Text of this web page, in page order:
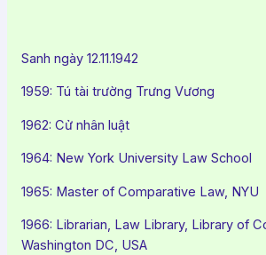
Sanh ngày 12.11.1942
1959: Tú tài trường Trưng Vương
1962: Cử nhân luật
1964: New York University Law School
1965: Master of Comparative Law, NYU
1966: Librarian, Law Library, Library of
Washington DC, USA